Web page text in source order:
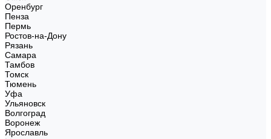
Оренбург
Пенза
Пермь
Ростов-на-Дону
Рязань
Самара
Тамбов
Томск
Тюмень
Уфа
Ульяновск
Волгоград
Воронеж
Ярославль